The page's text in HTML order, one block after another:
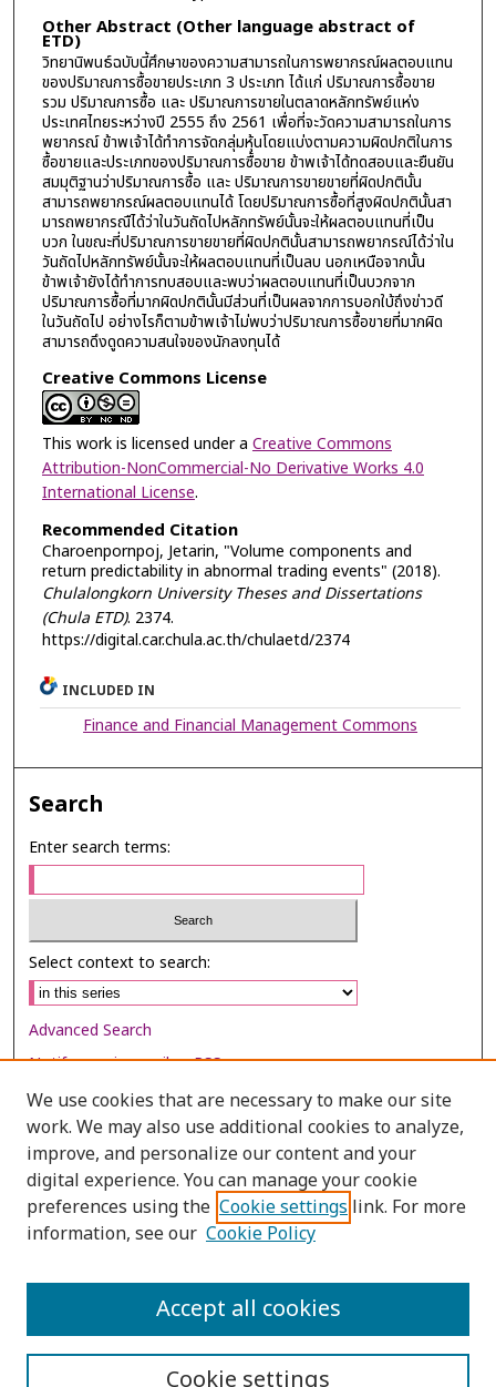
Other Abstract (Other language abstract of
ETD)
วิทยานิพนธ์ฉบับนี้ศึกษาของความสามารถในการพยากรณ์ผลตอบแทน
ของปริมาณการซื้อขายประเภท 3 ประเภท ได้แก่ ปริมาณการซื้อขาย
รวม ปริมาณการซื้อ และ ปริมาณการขายในตลาดหลักทรัพย์แห่ง
ประเทศไทยระหว่างปี 2555 ถึง 2561 เพื่อที่จะวัดความสามารถในการ
พยากรณ์ ข้าพเจ้าได้ทำการจัดกลุ่มหุ้นโดยแบ่งตามความผิดปกติในการ
ซื้อขายและประเภทของปริมาณการซื้อขาย ข้าพเจ้าได้ทดสอบและยืนยัน
สมมุติฐานว่าปริมาณการซื้อ และ ปริมาณการขายขายที่ผิดปกตินั้น
สามารถพยากรณ์ผลตอบแทนได้ โดยปริมาณการซื้อที่สูงผิดปกตินั้นสา
มารถพยากรณืได้ว่าในวันถัดไปหลักทรัพย์นั้นจะให้ผลตอบแทนที่เป็น
บวก ในขณะที่ปริมาณการขายขายที่ผิดปกตินั้นสามารถพยากรณ์ได้ว่าใน
วันถัดไปหลักทรัพย์นั้นจะให้ผลตอบแทนที่เป็นลบ นอกเหนือจากนั้น
ข้าพเจ้ายังได้ทำการทบสอบและพบว่าผลตอบแทนที่เป็นบวกจาก
ปริมาณการซื้อที่มากผิดปกตินั้นมีส่วนที่เป็นผลจากการบอกใบ้ถึงข่าวดี
ในวันถัดไป อย่างไรก็ตามข้าพเจ้าไม่พบว่าปริมาณการซื้อขายที่มากผิด
สามารถดึงดูดความสนใจของนักลงทุนได้
Creative Commons License
This work is licensed under a Creative Commons
Attribution-NonCommercial-No Derivative Works 4.0
International License.
Recommended Citation
Charoenpornpoj, Jetarin, "Volume components and
return predictability in abnormal trading events" (2018).
Chulalongkorn University Theses and Dissertations
(Chula ETD). 2374.
https://digital.car.chula.ac.th/chulaetd/2374
INCLUDED IN
Finance and Financial Management Commons
Search
Enter search terms:
Select context to search:
Advanced Search
Notify me via email orRSS
Browse
Collections
Disciplines
Authors
We use cookies that are necessary to make our site
work. We may also use additional cookies to analyze,
improve, and personalize our content and your
digital experience. You can manage your cookie
preferences using the Cookie settings link. For more
information, see our Cookie Policy
Cookie settings
Accept all cookies